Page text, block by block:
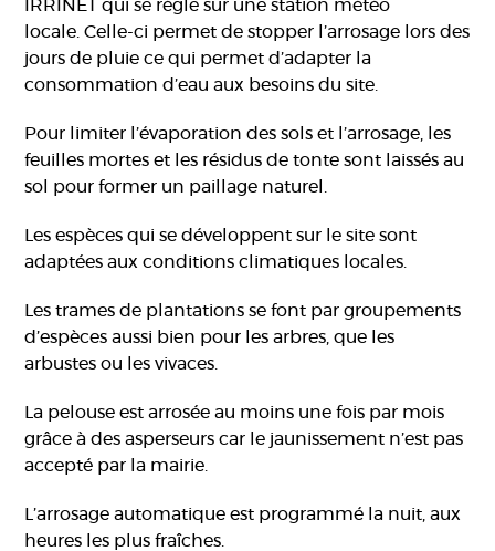
IRRINET qui se règle sur une station météo
locale. Celle-ci permet de stopper l’arrosage lors des
jours de pluie ce qui permet d’adapter la
consommation d’eau aux besoins du site.
Pour limiter l’évaporation des sols et l’arrosage, les
feuilles mortes et les résidus de tonte sont laissés au
sol pour former un paillage naturel.
Les espèces qui se développent sur le site sont
adaptées aux conditions climatiques locales.
Les trames de plantations se font par groupements
d’espèces aussi bien pour les arbres, que les
arbustes ou les vivaces.
La pelouse est arrosée au moins une fois par mois
grâce à des asperseurs car le jaunissement n’est pas
accepté par la mairie.
L’arrosage automatique est programmé la nuit, aux
heures les plus fraîches.